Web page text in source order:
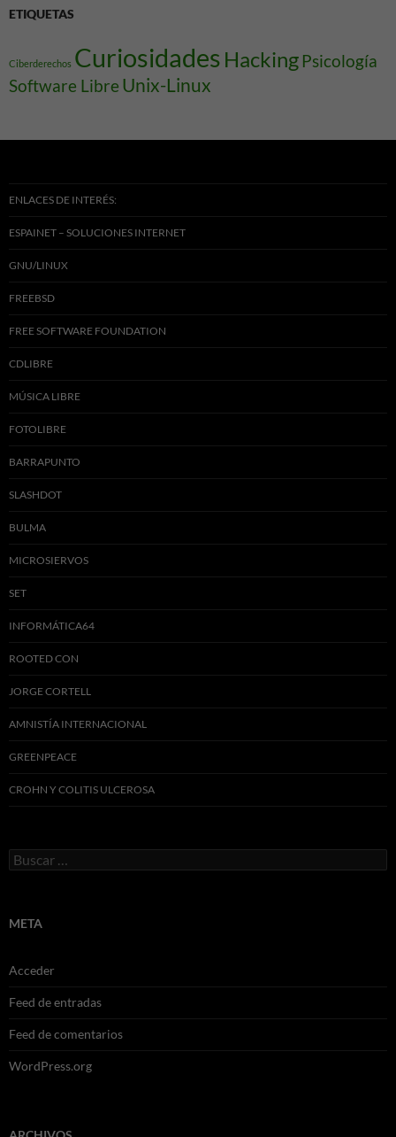
ETIQUETAS
Ciberderechos Curiosidades Hacking Psicología
Software Libre Unix-Linux
ENLACES DE INTERÉS:
ESPAINET – SOLUCIONES INTERNET
GNU/LINUX
FREEBSD
FREE SOFTWARE FOUNDATION
CDLIBRE
MÚSICA LIBRE
FOTOLIBRE
BARRAPUNTO
SLASHDOT
BULMA
MICROSIERVOS
SET
INFORMÁTICA64
ROOTED CON
JORGE CORTELL
AMNISTÍA INTERNACIONAL
GREENPEACE
CROHN Y COLITIS ULCEROSA
Buscar:
META
Acceder
Feed de entradas
Feed de comentarios
WordPress.org